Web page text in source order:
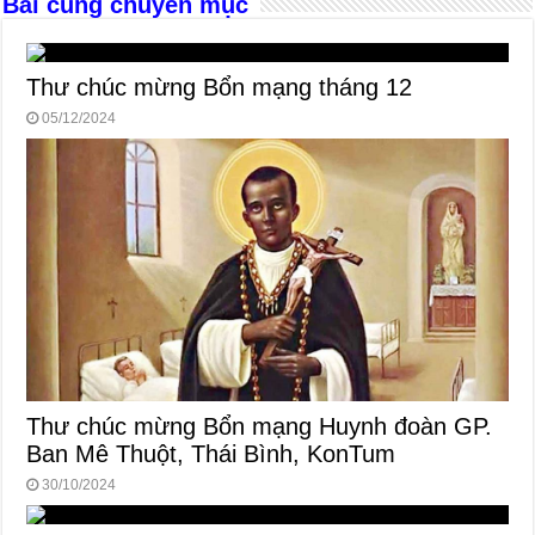
k
Thư chúc mừng Bổn mạng tháng 12
05/12/2024
Thư chúc mừng Bổn mạng Huynh đoàn GP.
Ban Mê Thuột, Thái Bình, KonTum
30/10/2024